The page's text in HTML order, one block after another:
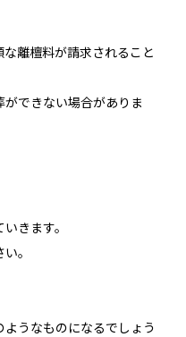
離檀料が請求されること
できない場合がありま
きます。
。
うなものになるでしょう